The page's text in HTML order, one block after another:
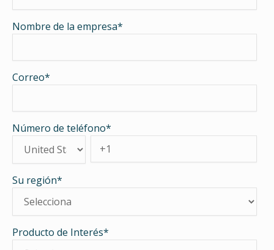
Nombre de la empresa*
Correo*
Número de teléfono*
Su región*
Producto de Interés*